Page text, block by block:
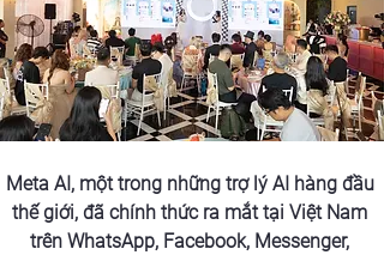
Meta AI, một trong những trợ lý AI hàng đầu
thế giới, đã chính thức ra mắt tại Việt Nam
trên WhatsApp, Facebook, Messenger,